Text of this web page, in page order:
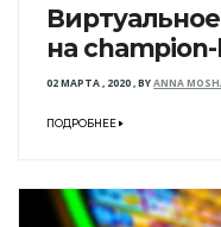
на
02 МАРТА , 2020,BYANNA
ПОДРОБНЕЕ